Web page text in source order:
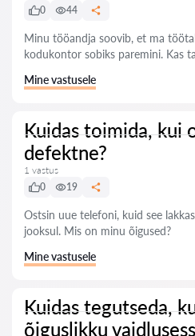
0
44
Minu tööandja soovib, et ma
kodukontor sobiks paremini. Kas
Mine vastusele
Kuidas toimida, kui
defektne?
1 vastus
0
19
Ostsin uue telefoni, kuid see
jooksul. Mis on minu õigused?
Mine vastusele
Kuidas tegutseda,
õiguslikku